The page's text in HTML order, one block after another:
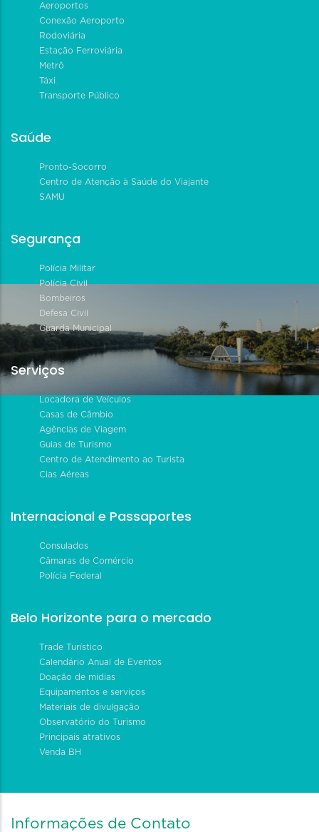
Aeroportos
Conexão Aeroporto
Rodoviária
Estação Ferroviária
Metrô
Táxi
Transporte Público
Saúde
Pronto-Socorro
Centro de Atenção à Saúde do Viajante
SAMU
Segurança
Polícia Militar
Polícia Civil
Bombeiros
Defesa Civil
Guarda Municipal
Serviços
Locadora de Veículos
Casas de Câmbio
Agências de Viagem
Guias de Turismo
Centro de Atendimento ao Turista
Cias Aéreas
Internacional e Passaportes
Consulados
Câmaras de Comércio
Polícia Federal
Belo Horizonte para o mercado
Trade Turístico
Calendário Anual de Eventos
Doação de mídias
Equipamentos e serviços
Materiais de divulgação
Observatório do Turismo
Principais atrativos
Venda BH
Informações de Contato